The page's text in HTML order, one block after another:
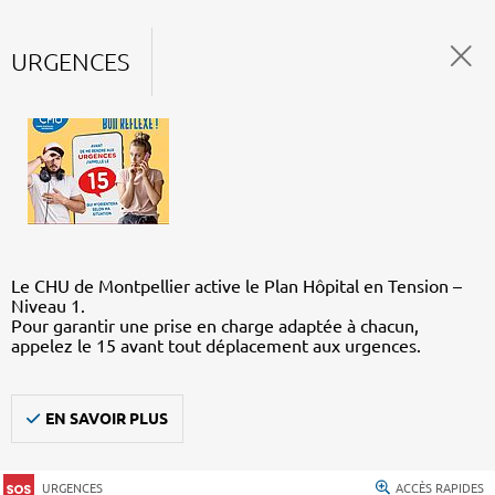
URGENCES
Le CHU de Montpellier active le Plan Hôpital en Tension –
Niveau 1.
Pour garantir une prise en charge adaptée à chacun,
appelez le 15 avant tout déplacement aux urgences.
EN SAVOIR PLUS
URGENCES ACCÈS RAPIDES